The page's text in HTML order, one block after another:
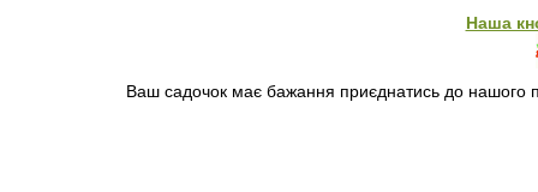
Наша
Ваш садочок має бажання приєднатись до нашого